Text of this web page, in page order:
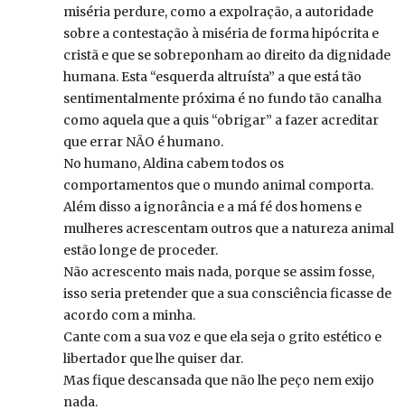
miséria perdure, como a expolração, a autoridade
sobre a contestação à miséria de forma hipócrita e
cristã e que se sobreponham ao direito da dignidade
humana. Esta “esquerda altruísta” a que está tão
sentimentalmente próxima é no fundo tão canalha
como aquela que a quis “obrigar” a fazer acreditar
que errar NÃO é humano.
No humano, Aldina cabem todos os
comportamentos que o mundo animal comporta.
Além disso a ignorância e a má fé dos homens e
mulheres acrescentam outros que a natureza animal
estão longe de proceder.
Não acrescento mais nada, porque se assim fosse,
isso seria pretender que a sua consciência ficasse de
acordo com a minha.
Cante com a sua voz e que ela seja o grito estético e
libertador que lhe quiser dar.
Mas fique descansada que não lhe peço nem exijo
nada.